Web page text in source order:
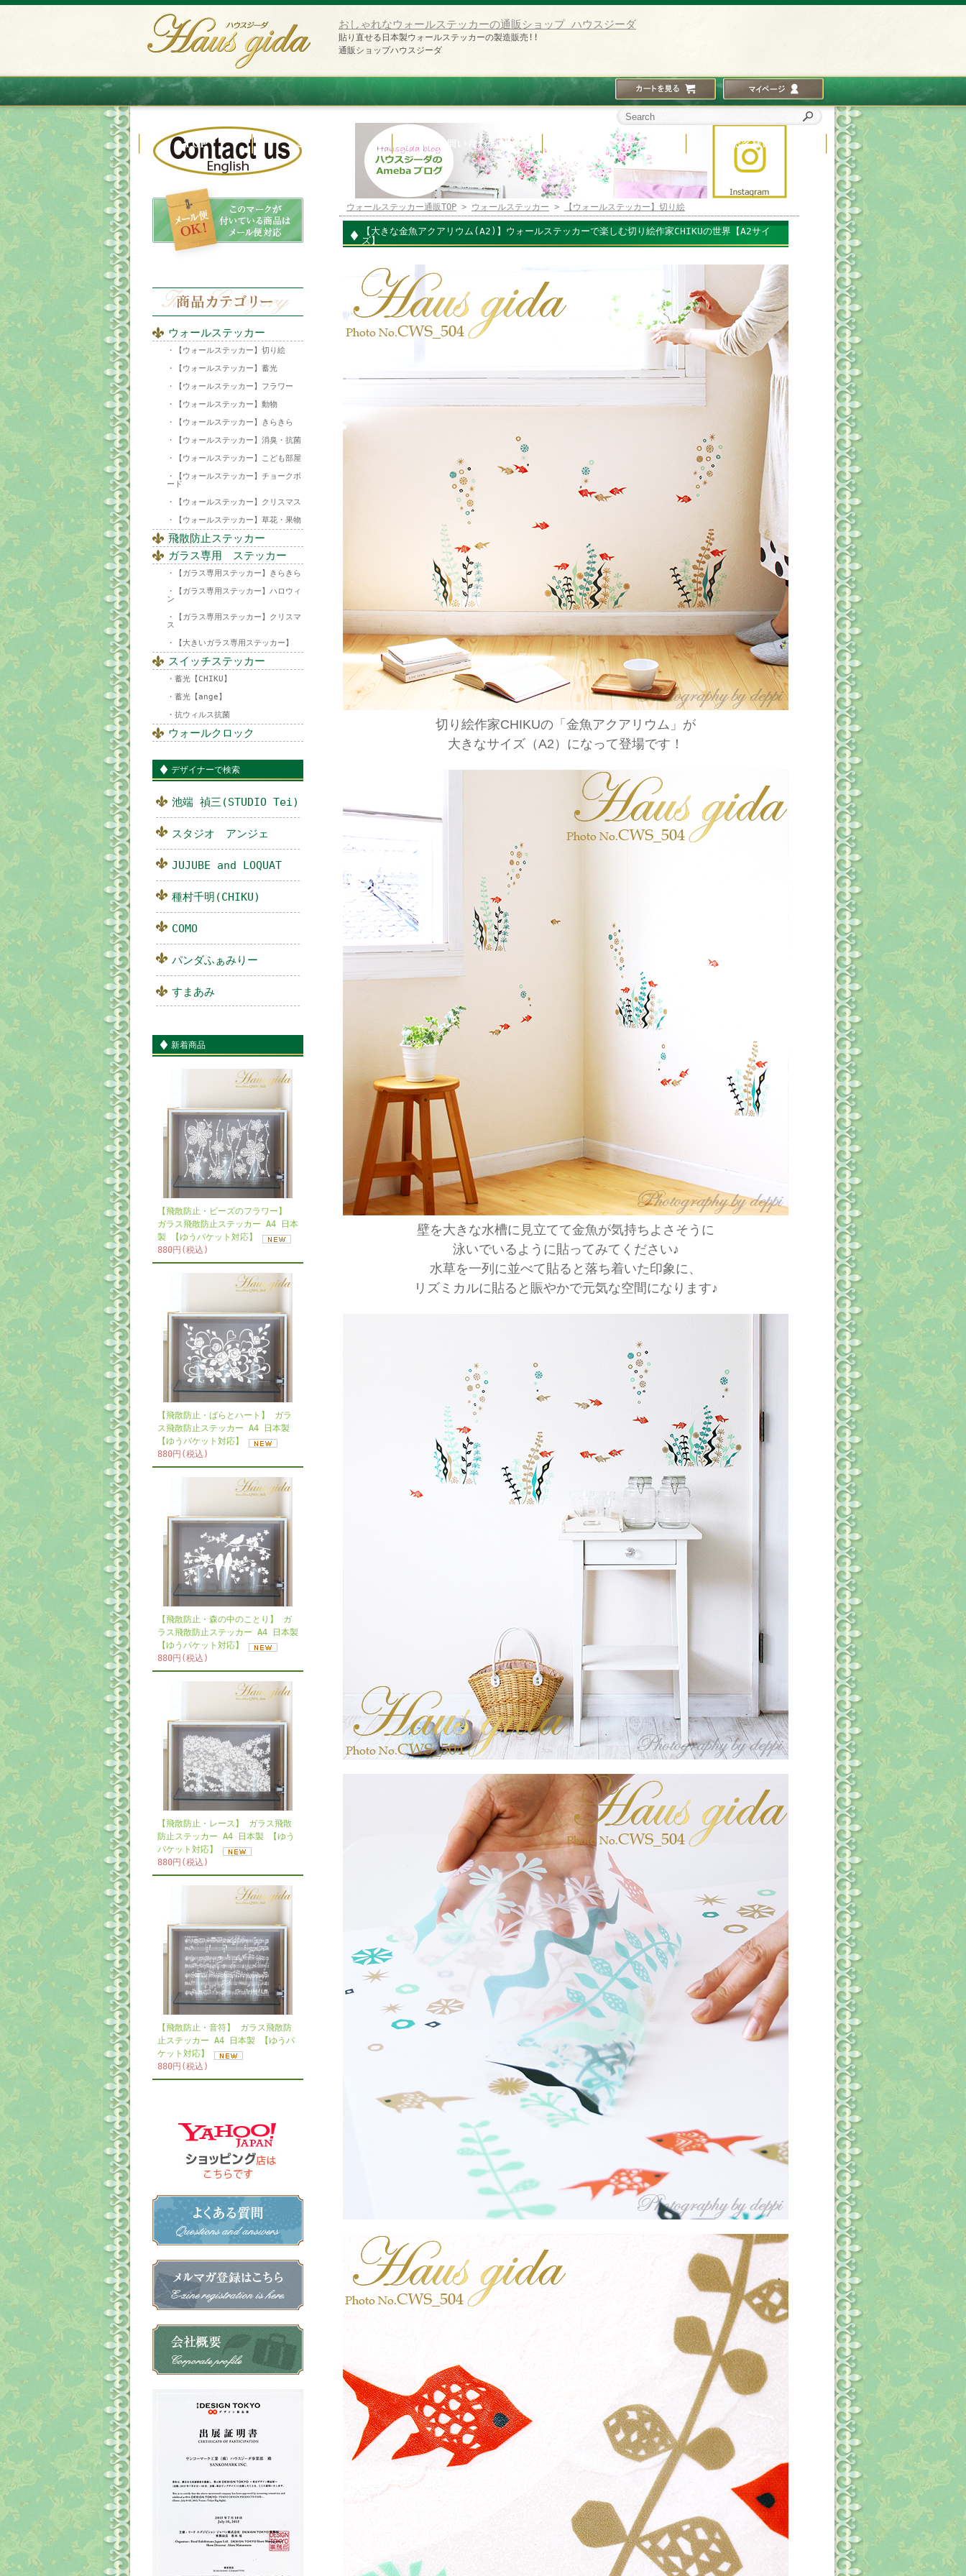
おしゃれなウォールステッカーの通販ショップ ハウスジーダ
貼り直せる日本製ウォールステッカーの製造販売!!
通販ショップハウスジーダ
ウォールステッカー
【ウォールステッカー】切り絵
【ウォールステッカー】蓄光
【ウォールステッカー】フラワー
【ウォールステッカー】動物
【ウォールステッカー】きらきら
【ウォールステッカー】消臭・抗菌
【ウォールステッカー】こども部屋
【ウォールステッカー】チョークボ
ード
【ウォールステッカー】クリスマス
【ウォールステッカー】草花・果物
飛散防止ステッカー
ガラス専用 ステッカー
【ガラス専用ステッカー】きらきら
【ガラス専用ステッカー】ハロウィ
ン
【ガラス専用ステッカー】クリスマ
ス
【大きいガラス専用ステッカー】
スイッチステッカー
蓄光【CHIKU】
蓄光【ange】
抗ウィルス抗菌
ウォールクロック
デザイナーで検索
池端 禎三(STUDIO Tei)
スタジオ アンジェ
JUJUBE and LOQUAT
種村千明(CHIKU)
COMO
パンダふぁみりー
すまあみ
新着商品
【飛散防止・ビーズのフラワー】
ガラス飛散防止ステッカー A4 日本
製 【ゆうパケット対応】
880円(税込)
【飛散防止・ばらとハート】 ガラ
ス飛散防止ステッカー A4 日本製
【ゆうパケット対応】
880円(税込)
【飛散防止・森の中のことり】 ガ
ラス飛散防止ステッカー A4 日本製
【ゆうパケット対応】
880円(税込)
【飛散防止・レース】 ガラス飛散
防止ステッカー A4 日本製 【ゆう
パケット対応】
880円(税込)
【飛散防止・音符】 ガラス飛散防
止ステッカー A4 日本製 【ゆうパ
ケット対応】
880円(税込)
ウォールステッカー通販TOP > ウォールステッカー > 【ウォールステッカー】切り絵
【大きな金魚アクアリウム(A2)】ウォールステッカーで楽しむ切り絵作家CHIKUの世界【A2サイ
ズ】
切り絵作家CHIKUの「金魚アクアリウム」が
大きなサイズ（A2）になって登場です！
壁を大きな水槽に見立てて金魚が気持ちよさそうに
泳いでいるように貼ってみてください♪
水草を一列に並べて貼ると落ち着いた印象に、
リズミカルに貼ると賑やかで元気な空間になります♪